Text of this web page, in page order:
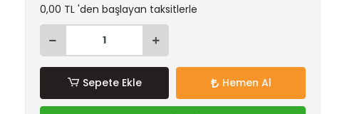
0,00 TL 'den başlayan taksitlerle
Sepete Ekle Hemen Al